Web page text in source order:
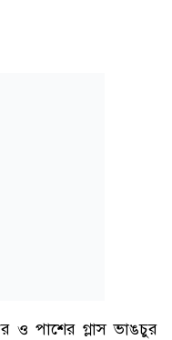
ও পাশের গ্লাস ভাঙচুর